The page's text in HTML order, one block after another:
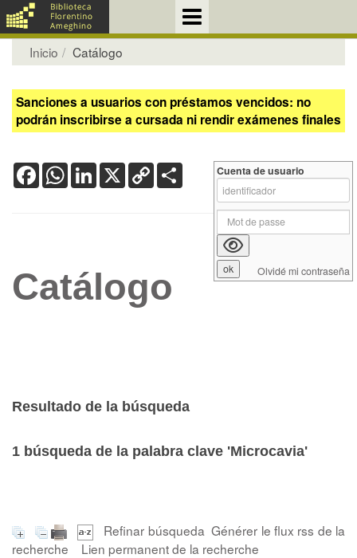
Inicio Catálogo
Sanciones a usuarios con préstamos vencidos: no
podrán inscribirse a cursada ni rendir exámenes finales
FacebookWhatsApp
LinkedIn
X Copy
Link
Catálogo
Resultado de la búsqueda
1 búsqueda de la palabra clave 'Microcavia'
Refinar búsqueda Générer le flux rss de la
recherche
Lien permanent de la recherche
Cuenta de usuario
Olvidé mi contraseña